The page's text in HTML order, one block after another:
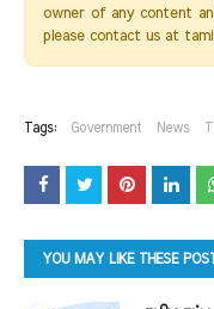
owner of any content
please contact us at
Tags: Government News
YOU MAY LIKE THESE